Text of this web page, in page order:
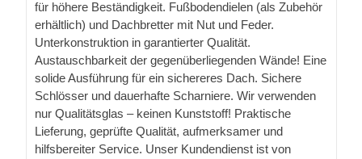
für höhere Beständigkeit. Fußbodendielen (als Zubehör
erhältlich) und Dachbretter mit Nut und Feder.
Unterkonstruktion in garantierter Qualität.
Austauschbarkeit der gegenüberliegenden Wände! Eine
solide Ausführung für ein sichereres Dach. Sichere
Schlösser und dauerhafte Scharniere. Wir verwenden
nur Qualitätsglas – keinen Kunststoff! Praktische
Lieferung, geprüfte Qualität, aufmerksamer und
hilfsbereiter Service. Unser Kundendienst ist von